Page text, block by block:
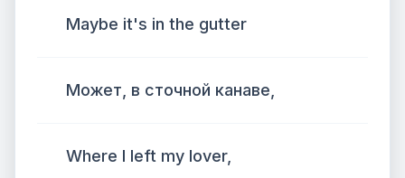
Maybe it's in the gutter
Может, в сточной канаве,
Where I left my lover,